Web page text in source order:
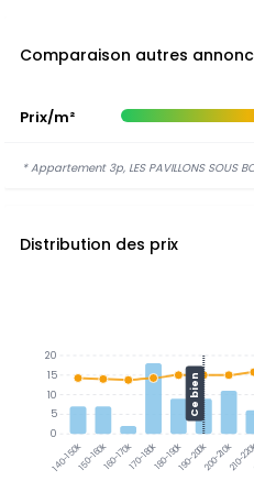
Comparaison autres
Prix/m²
* Appartement 3p, LES PAVILLONS SOUS
Distribution des prix
140-150k150-160k160-170k170-180k180-190k190-200k200-210k210-
Ce bien
20
15
10
5
0